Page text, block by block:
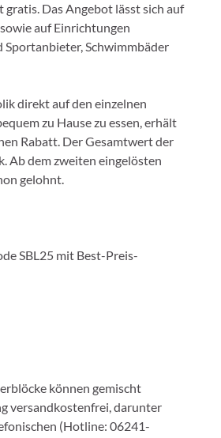
Das Angebot lässt sich auf
auf Einrichtungen
Schwimmbäder
direkt auf den einzelnen
zu Hause zu essen, erhält
Rabatt. Der Gesamtwert der
Ab dem zweiten eingelösten
gelohnt.
SBL25 mit Best-Preis-
können gemischt
versandkostenfrei, darunter
(Hotline: 06241-